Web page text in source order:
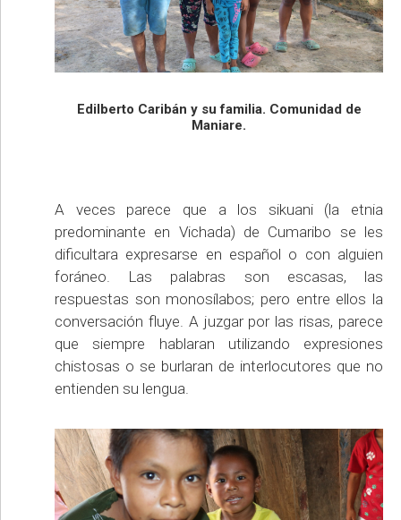
Edilberto Caribán y su familia. Comunidad de
Maniare.
A veces parece que a los sikuani (la etnia
predominante en Vichada) de Cumaribo se les
dificultara expresarse en español o con alguien
foráneo. Las palabras son escasas, las
respuestas son monosílabos; pero entre ellos la
conversación fluye. A juzgar por las risas, parece
que siempre hablaran utilizando expresiones
chistosas o se burlaran de interlocutores que no
entienden su lengua.